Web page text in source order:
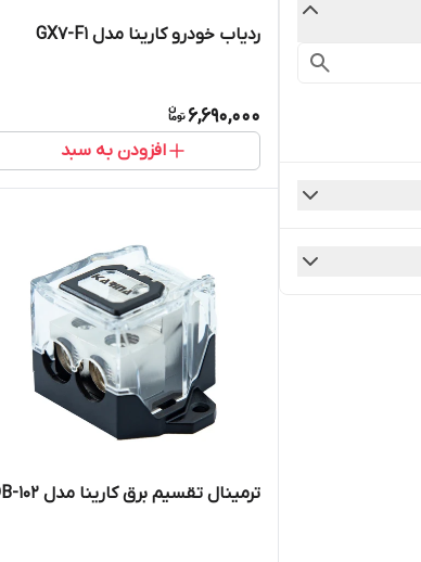
ردیاب خودرو کارینا مدل GX7-F1
6,690,000
افزودن به سبد
ترمینال تقسیم برق کارینا مدل DB-102